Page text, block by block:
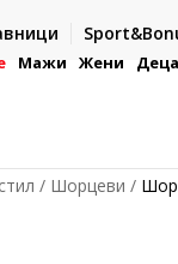
со електронска
Мажи Жени Деца
Шорцеви